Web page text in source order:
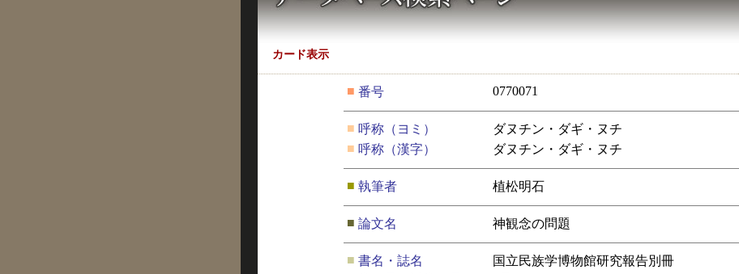
カード表示
■ 番号 0770071
■ 呼称（ヨミ）
ダヌチン・ダギ・ヌチ
■ 呼称（漢字） ダヌチン・ダギ・ヌチ
■ 執筆者 植松明石
■ 論文名 神観念の問題
■ 書名・誌名
国立民族学博物館研究報告別冊